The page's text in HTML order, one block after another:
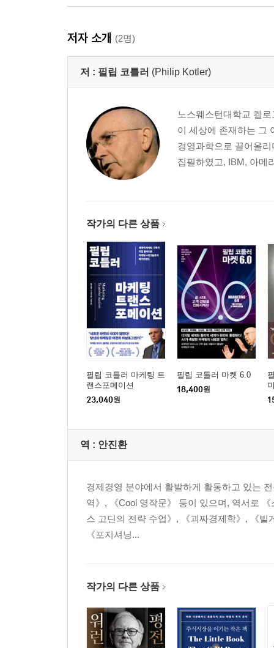
훌륭한 기업의 미션은 어떻게 만들어지는가
Summary _ 변화의 약속, 설득력 있는 스토리, 소비
_ 구성원들에게 가치를 어필하라
위기에 놓인 가치들을 어떻게 구원할 것인가
명확한 기업의 핵심가치는 어떻게 설정할 수 있는가
기업의 핵심가치는 곧 수익으로 연결된다
설교로는 충분하지 않다, 그대로 실천하라
Chapter 5. Value to the Channel Partners
성장의 이동, 그리고 증대하는 협력의 필요성
3.0 시장에서 증대하는 ‘채널파트너’의 중요성
Summary _ 가치 중심으로 채널파트너십을 재편하
Chapter 6. Vision to the Shareholders
_ 주주들에게 비전을 어필하라
단기주의는 경제를 망치고 성장을 위협한다
‘지속가능한 비전’이 장기적인 주주 가치를 창출한
지속가능성은 어떻게 주주 가치를 높여줄 것인가
비전에 근거한 전략을 주주들에게 어필하라
PART THREE | Application in Market 3.0
Chapter 7. Socio-Cultural Transformation
_ 사회문화적 변화의 중심에 서라
성장 후 시장에서의 시장 장악 전략
‘자선’이라는 개념을 넘어서 ‘변혁’의 중심으로
_ 이머징 마켓을 선도할 기업가를 길러내라
피라미드에서 다이아몬드로, 원조에서 기업가정신
저자 소개 (2명)
저 : 필립 코틀러 (Philip Kotler)
노스웨스턴대학교 켈
이 세상에 존재하는 그
경영과학으로 끌어올
집필하였고, IBM, 아메
작가의 다른 상품
필립 코틀러 마케팅 트
랜스포메이션
23,040원
필립 코틀러 마켓 6.0
18,400원
역 : 안진환
경제경영 분야에서 활발하게 활동하고 있는
역》, 《Cool 영작문》 등이 있으며, 역서로
스 고딘의 전략 수업》, 《괴짜경제학》, 《
《포지셔닝...
작가의 다른 상품